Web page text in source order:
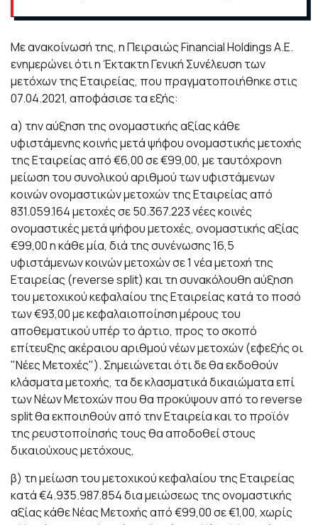
Με ανακοίνωσή της, η Πειραιώς Financial Holdings Α.Ε.
ενημερώνει ότι η Έκτακτη Γενική Συνέλευση των
μετόχων της Εταιρείας, που πραγματοποιήθηκε στις
07.04.2021, αποφάσισε τα εξής:
α) την αύξηση της ονομαστικής αξίας κάθε
υφιστάμενης κοινής μετά ψήφου ονομαστικής μετοχής
της Εταιρείας από €6,00 σε €99,00, με ταυτόχρονη
μείωση του συνολικού αριθμού των υφιστάμενων
κοινών ονομαστικών μετοχών της Εταιρείας από
831.059.164 μετοχές σε 50.367.223 νέες κοινές
ονομαστικές μετά ψήφου μετοχές, ονομαστικής αξίας
€99,00 η κάθε μία, διά της συνένωσης 16,5
υφιστάμενων κοινών μετοχών σε 1 νέα μετοχή της
Εταιρείας (reverse split) και τη συνακόλουθη αύξηση
του μετοχικού κεφαλαίου της Εταιρείας κατά το ποσό
των €93,00 με κεφαλαιοποίηση μέρους του
αποθεματικού υπέρ το άρτιο, προς το σκοπό
επίτευξης ακέραιου αριθμού νέων μετοχών (εφεξής οι
"Νέες Μετοχές"). Σημειώνεται ότι δε θα εκδοθούν
κλάσματα μετοχής, τα δε κλασματικά δικαιώματα επί
των Νέων Μετοχών που θα προκύψουν από το reverse
split θα εκποιηθούν από την Εταιρεία και το προϊόν
της ρευστοποίησής τους θα αποδοθεί στους
δικαιούχους μετόχους,
β) τη μείωση του μετοχικού κεφαλαίου της Εταιρείας
κατά €4.935.987.854 δια μειώσεως της ονομαστικής
αξίας κάθε Νέας Μετοχής από €99,00 σε €1,00, χωρίς